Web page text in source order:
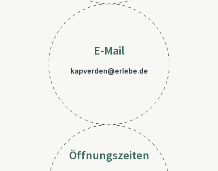
E-Mail
kapverden@erlebe.de
Öffnungszeiten